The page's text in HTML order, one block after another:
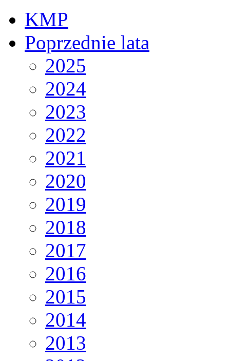
KMP
Poprzednie lata
2025
2024
2023
2022
2021
2020
2019
2018
2017
2016
2015
2014
2013